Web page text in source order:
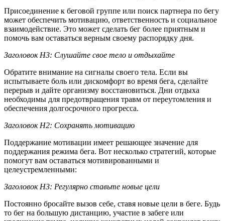
Присоединение к беговой группе или поиск партнера по бегу
может обеспечить мотивацию, ответственность и социальное
взаимодействие. Это может сделать бег более приятным и
помочь вам оставаться верным своему распорядку дня.
Заголовок H3: Слушайте свое тело и отдыхайте
Обратите внимание на сигналы своего тела. Если вы
испытываете боль или дискомфорт во время бега, сделайте
перерыв и дайте организму восстановиться. Дни отдыха
необходимы для предотвращения травм от переутомления и
обеспечения долгосрочного прогресса.
Заголовок H2: Сохранять мотивацию
Поддержание мотивации имеет решающее значение для
поддержания режима бега. Вот несколько стратегий, которые
помогут вам оставаться мотивированными и
целеустремленными:
Заголовок H3: Регулярно ставьте новые цели
Постоянно бросайте вызов себе, ставя новые цели в беге. Будь
то бег на большую дистанцию, участие в забеге или